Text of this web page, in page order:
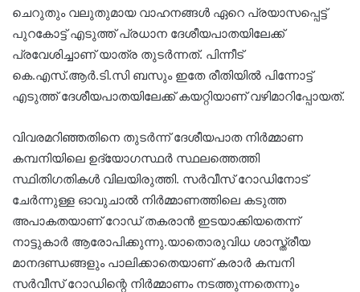
ചെറുതും വലുതുമായ വാഹനങ്ങൾ ഏറെ പ്രയാസപ്പെട്ട്
പുറകോട്ട് എടുത്ത് പ്രധാന ദേശീയപാതയിലേക്ക്
പ്രവേശിച്ചാണ് യാത്ര തുടർന്നത്. പിന്നീട്
കെ.എസ്.ആർ.ടി.സി ബസും ഇതേ രീതിയിൽ പിന്നോട്ട്
എടുത്ത് ദേശീയപാതയിലേക്ക് കയറ്റിയാണ് വഴിമാറിപ്പോയത്.
വിവരമറിഞ്ഞതിനെ തുടർന്ന് ദേശീയപാത നിർമ്മാണ
കമ്പനിയിലെ ഉദ്യോഗസ്ഥർ സ്ഥലത്തെത്തി
സ്ഥിതിഗതികൾ വിലയിരുത്തി. സർവീസ് റോഡിനോട്
ചേർന്നുള്ള ഓവുചാൽ നിർമ്മാണത്തിലെ കടുത്ത
അപാകതയാണ് റോഡ് തകരാൻ ഇടയാക്കിയതെന്ന്
നാട്ടുകാർ ആരോപിക്കുന്നു.യാതൊരുവിധ ശാസ്ത്രീയ
മാനദണ്ഡങ്ങളും പാലിക്കാതെയാണ് കരാർ കമ്പനി
സർവീസ് റോഡിന്റെ നിർമ്മാണം നടത്തുന്നതെന്നും